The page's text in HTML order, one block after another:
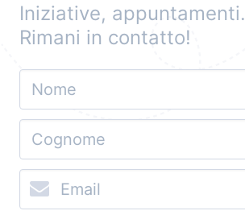
Iniziative,
Rimani in contatto!